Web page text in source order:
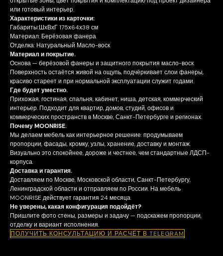
или готовый интерьер.
Характеристики из карточки:
Габариты:ШхВхГ 175х64х38 см
Материал: Берёзовая фанера
Отделка: Натуральный Масло-воск
Материал и покрытие.
Основа — берёзовой фанеры и защитного покрытия масло-воск.
Поверхность остаётся живой на ощупь, подчёркивает слои фанеры,
красиво стареет и при нормальной эксплуатации служит годами.
Где будет уместно.
Прихожая, гостиная, спальня, кабинет, ниша, детская, коммерческий
интерьер. Подходит для квартир, домов, студий, офисов и
коммерческих пространств в Москве, Санкт-Петербурге и регионах.
Почему MOONRISE.
Мы делаем мебель как интерьерное решение: продумываем
пропорции, фасады, кромку, узлы, хранение, доставку и монтаж.
Визуально это спокойнее, дороже и честнее, чем стандартные ЛДСП-
корпуса.
Доставка и гарантия.
Доставляем по Москве, Московской области, Санкт-Петербургу,
Ленинградской области и отправляем по России. На мебель
MOONRISE действует гарантия 24 месяца.
Не уверены, какая конфигурация подойдёт?
Пришлите фото стены, размеры и задачу — подскажем пропорции,
отделку и вариант исполнения.
ПОЛУЧИТЬ КОНСУЛЬТАЦИЮ И РАСЧЁТ В TELEGRAM